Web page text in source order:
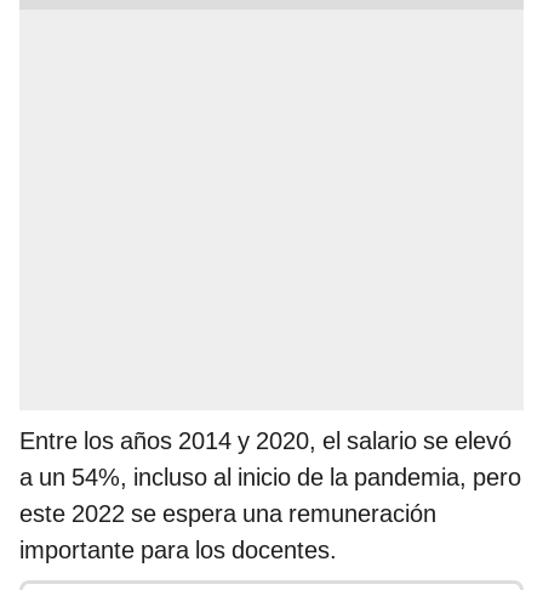
Entre los años 2014 y 2020, el salario se elevó
a un 54%, incluso al inicio de la pandemia, pero
este 2022 se espera una remuneración
importante para los docentes.